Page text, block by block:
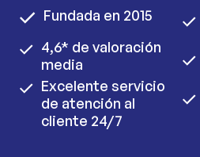
Fundada en 2015
4,6* de valoración
media
Excelente servicio
de atención al
cliente 24/7